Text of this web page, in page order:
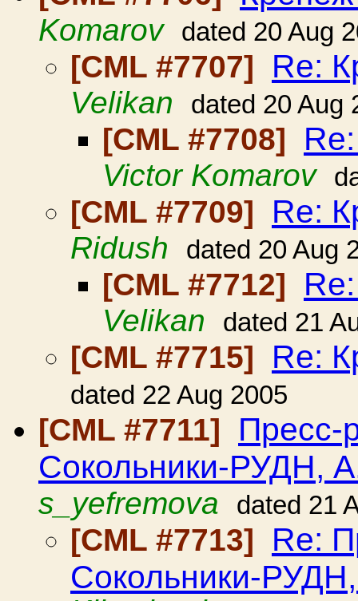
Komarov dated 20 Aug
[CML #7707] Re:
Velikan dated 20 Aug
[CML #7708]
Victor Komarov
[CML #7709] Re:
Ridush dated 20 Aug
[CML #7712]
Velikan dated 21
[CML #7715] Re:
dated 22 Aug 2005
[CML #7711]
Пресс-
Сокольники-РУДН,
s_yefremova dated 21
[CML #7713] Re:
Сокольники-